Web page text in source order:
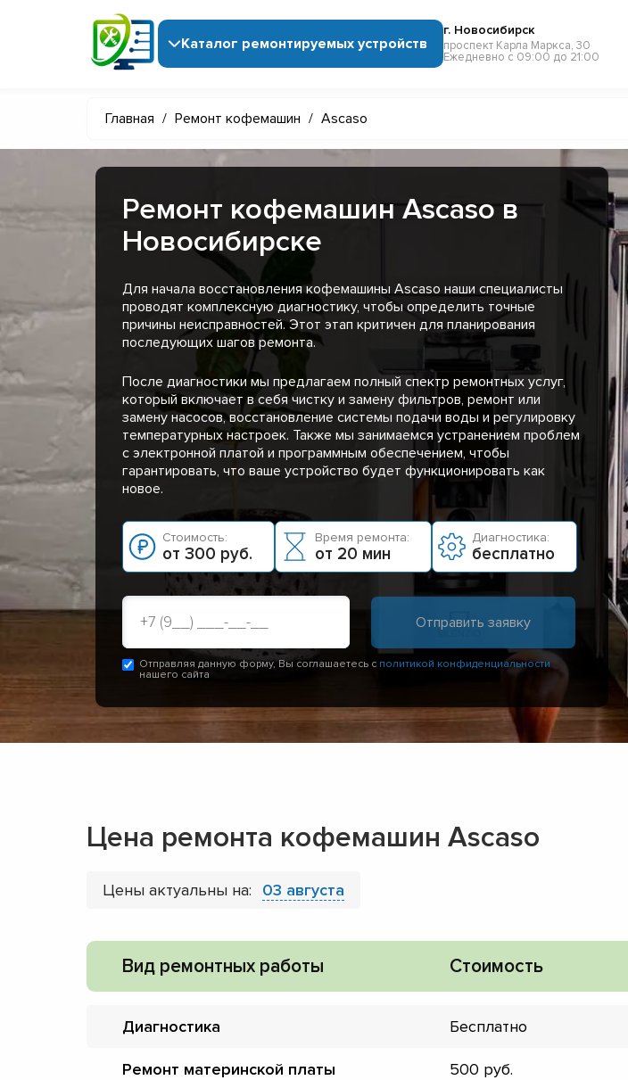
Каталог ремонтируемых устройств
г. Новосибирск
проспект Карла Маркса, 30
Ежедневно с 09:00 до 21:00
Главная / Ремонт кофемашин / Ascaso
Ремонт кофемашин Ascaso в
Новосибирске
Для начала восстановления кофемашины Ascaso наши специалисты
проводят комплексную диагностику, чтобы определить точные
причины неисправностей. Этот этап критичен для планирования
последующих шагов ремонта.
После диагностики мы предлагаем полный спектр ремонтных услуг,
который включает в себя чистку и замену фильтров, ремонт или
замену насосов, восстановление системы подачи воды и регулировку
температурных настроек. Также мы занимаемся устранением проблем
с электронной платой и программным обеспечением, чтобы
гарантировать, что ваше устройство будет функционировать как
новое.
Стоимость:
от 300 руб.
Время ремонта:
от 20 мин
Диагностика:
бесплатно
Отправляя данную форму, Вы соглашаетесь с политикой конфиденциальности
нашего сайта
Цена ремонта кофемашин Ascaso
Цены актуальны на: 03 августа
Вид ремонтных работы Стоимость
Диагностика Бесплатно
Ремонт материнской платы 500